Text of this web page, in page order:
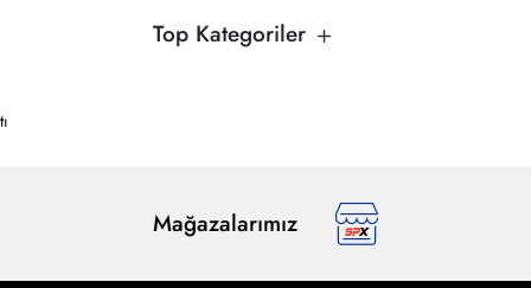
Top Kategoriler
Mağazalarımız